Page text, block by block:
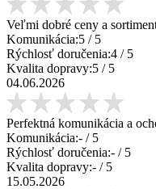
Veľmi dobré ceny a
Komunikácia:5 / 5
Rýchlosť doručenia:4 / 5
Kvalita dopravy:5 / 5
04.06.2026
Perfektná komunikácia a
Komunikácia:- / 5
Rýchlosť doručenia:- / 5
Kvalita dopravy:- / 5
15.05.2026